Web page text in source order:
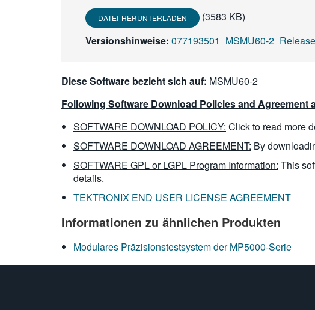
DATEI HERUNTERLADEN
(3583 KB)
Versionshinweise: 077193501_MSMU60-
Diese Software bezieht sich auf: MSMU60-2
Following Software Download Policies and
SOFTWARE DOWNLOAD POLICY: Click to read more
SOFTWARE DOWNLOAD AGREEMENT: By
SOFTWARE GPL or LGPL Program Information: This
details.
TEKTRONIX END USER LICENSE AGREEMENT
Informationen zu ähnlichen Produkten
Modulares Präzisionstestsystem der MP5000-Serie